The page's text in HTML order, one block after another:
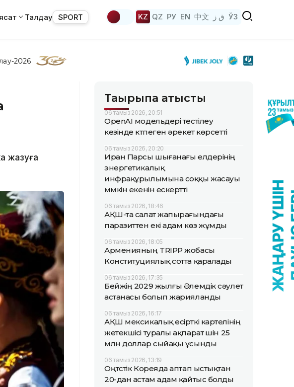
Талдау SPORT KZ QZ РУ EN 中文 ق ز ЎЗ
2026
жазуға
Тақырыпқа қатысты
06 тамыз 2026, 20:51
OpenAI модельдері тестілеу
кезінде күтпеген әрекет көрсетті
06 тамыз 2026, 20:20
Иран Парсы шығанағы елдерінің
энергетикалық
инфрақұрылымына соққы жасауы
мүмкін екенін ескертті
06 тамыз 2026, 18:46
АҚШ-та салат жапырағындағы
паразиттен екі адам көз жұмды
06 тамыз 2026, 18:05
Арменияның TRIPP жобасы
Конституциялық сотта қаралады
06 тамыз 2026, 17:35
Бейжің 2029 жылғы Әлемдік сәулет
астанасы болып жарияланды
06 тамыз 2026, 16:17
АҚШ мексикалық есірткі картелінің
жетекшісі туралы ақпарат үшін 25
млн доллар сыйақы ұсынды
06 тамыз 2026, 13:19
Оңтүстік Кореяда аптап ыстықтан
20-дан астам адам қайтыс болды